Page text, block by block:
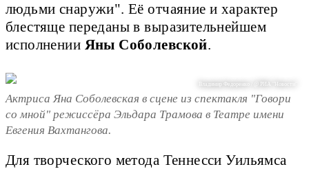
людьми снаружи". Её отчаяние и характер
блестяще переданы в выразительнейшем
исполнении Яны Соболевской.
Владимир Федоренко / @ РИА "Новости"
Актриса Яна Соболевская в сцене из спектакля "Говори
со мной" режиссёра Эльдара Трамова в Театре имени
Евгения Вахтангова.
Для творческого метода Теннесси Уильямса